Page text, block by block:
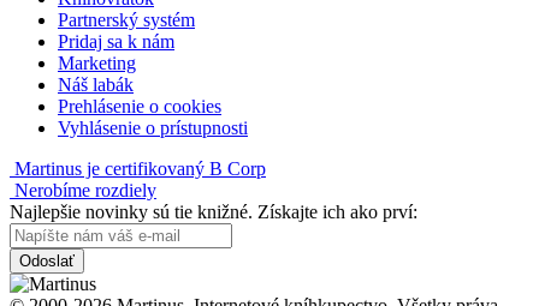
Partnerský systém
Pridaj sa k nám
Marketing
Náš labák
Prehlásenie o cookies
Vyhlásenie o prístupnosti
Martinus je certifikovaný B Corp
Nerobíme rozdiely
Najlepšie novinky sú tie knižné. Získajte ich ako prví:
Odoslať